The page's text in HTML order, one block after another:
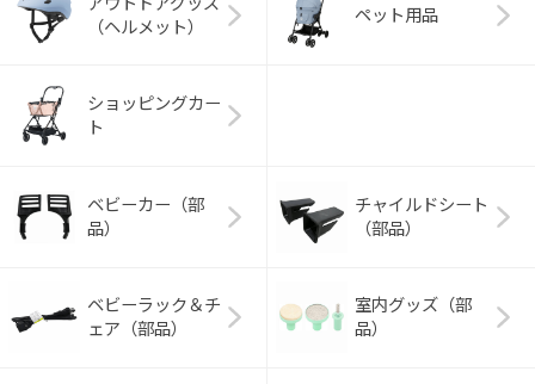
（ヘルメット）
ペット用品
ショッピングカー
ト
ベビーカー（部
品）
チャイルドシート
（部品）
ベビーラック＆チ
ェア（部品）
室内グッズ（部
品）